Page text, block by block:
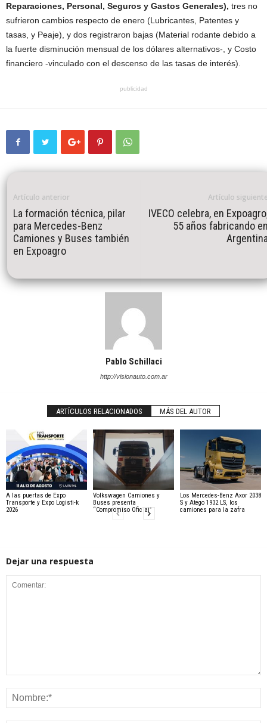
Reparaciones, Personal, Seguros y Gastos Generales), tres no
sufrieron cambios respecto de enero (Lubricantes, Patentes y
tasas, y Peaje), y dos registraron bajas (Material rodante debido a
la fuerte disminución mensual de los dólares alternativos-, y Costo
financiero -vinculado con el descenso de las tasas de interés).
publicidad
Artículo anterior
La formación técnica, pilar
para Mercedes-Benz
Camiones y Buses también
en Expoagro
Artículo
IVECO celebra, en
55 años fabricando
Pablo Schillaci
http://visionauto.com.ar
ARTÍCULOS RELACIONADOS MÁS DEL AUTOR
A las puertas de Expo
Transporte y Expo Logisti-k
2026
Volkswagen Camiones y
Buses presenta
“Compromiso Oficial”
Los Mercedes-Benz Axor 2038
S y Atego 1932 LS, los
camiones para la zafra
Dejar una respuesta